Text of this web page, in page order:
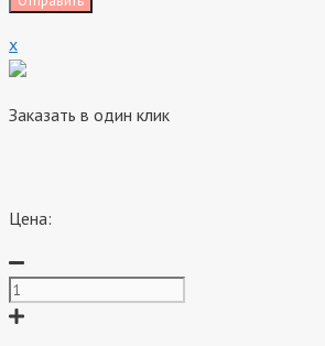
x
Заказать в один клик
Цена: